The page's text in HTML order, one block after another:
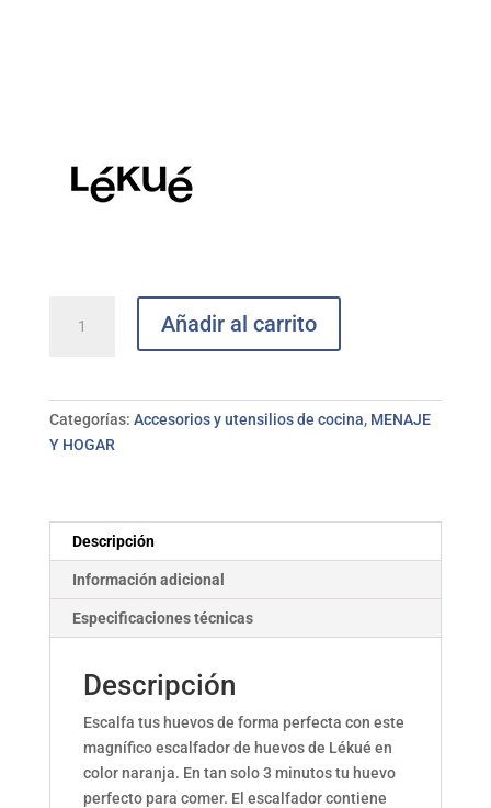
huevos
Añadir al carrito
Categorías: Accesorios y utensilios de cocina, MENAJE
Y HOGAR
Descripción
Información adicional
Especificaciones técnicas
Descripción
Escalfa tus huevos de forma perfecta con este
magnífico escalfador de huevos de Lékué en
color naranja. En tan solo 3 minutos tu huevo
perfecto para comer. El escalfador contiene